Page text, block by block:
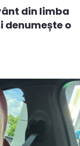
din limba
denumește o